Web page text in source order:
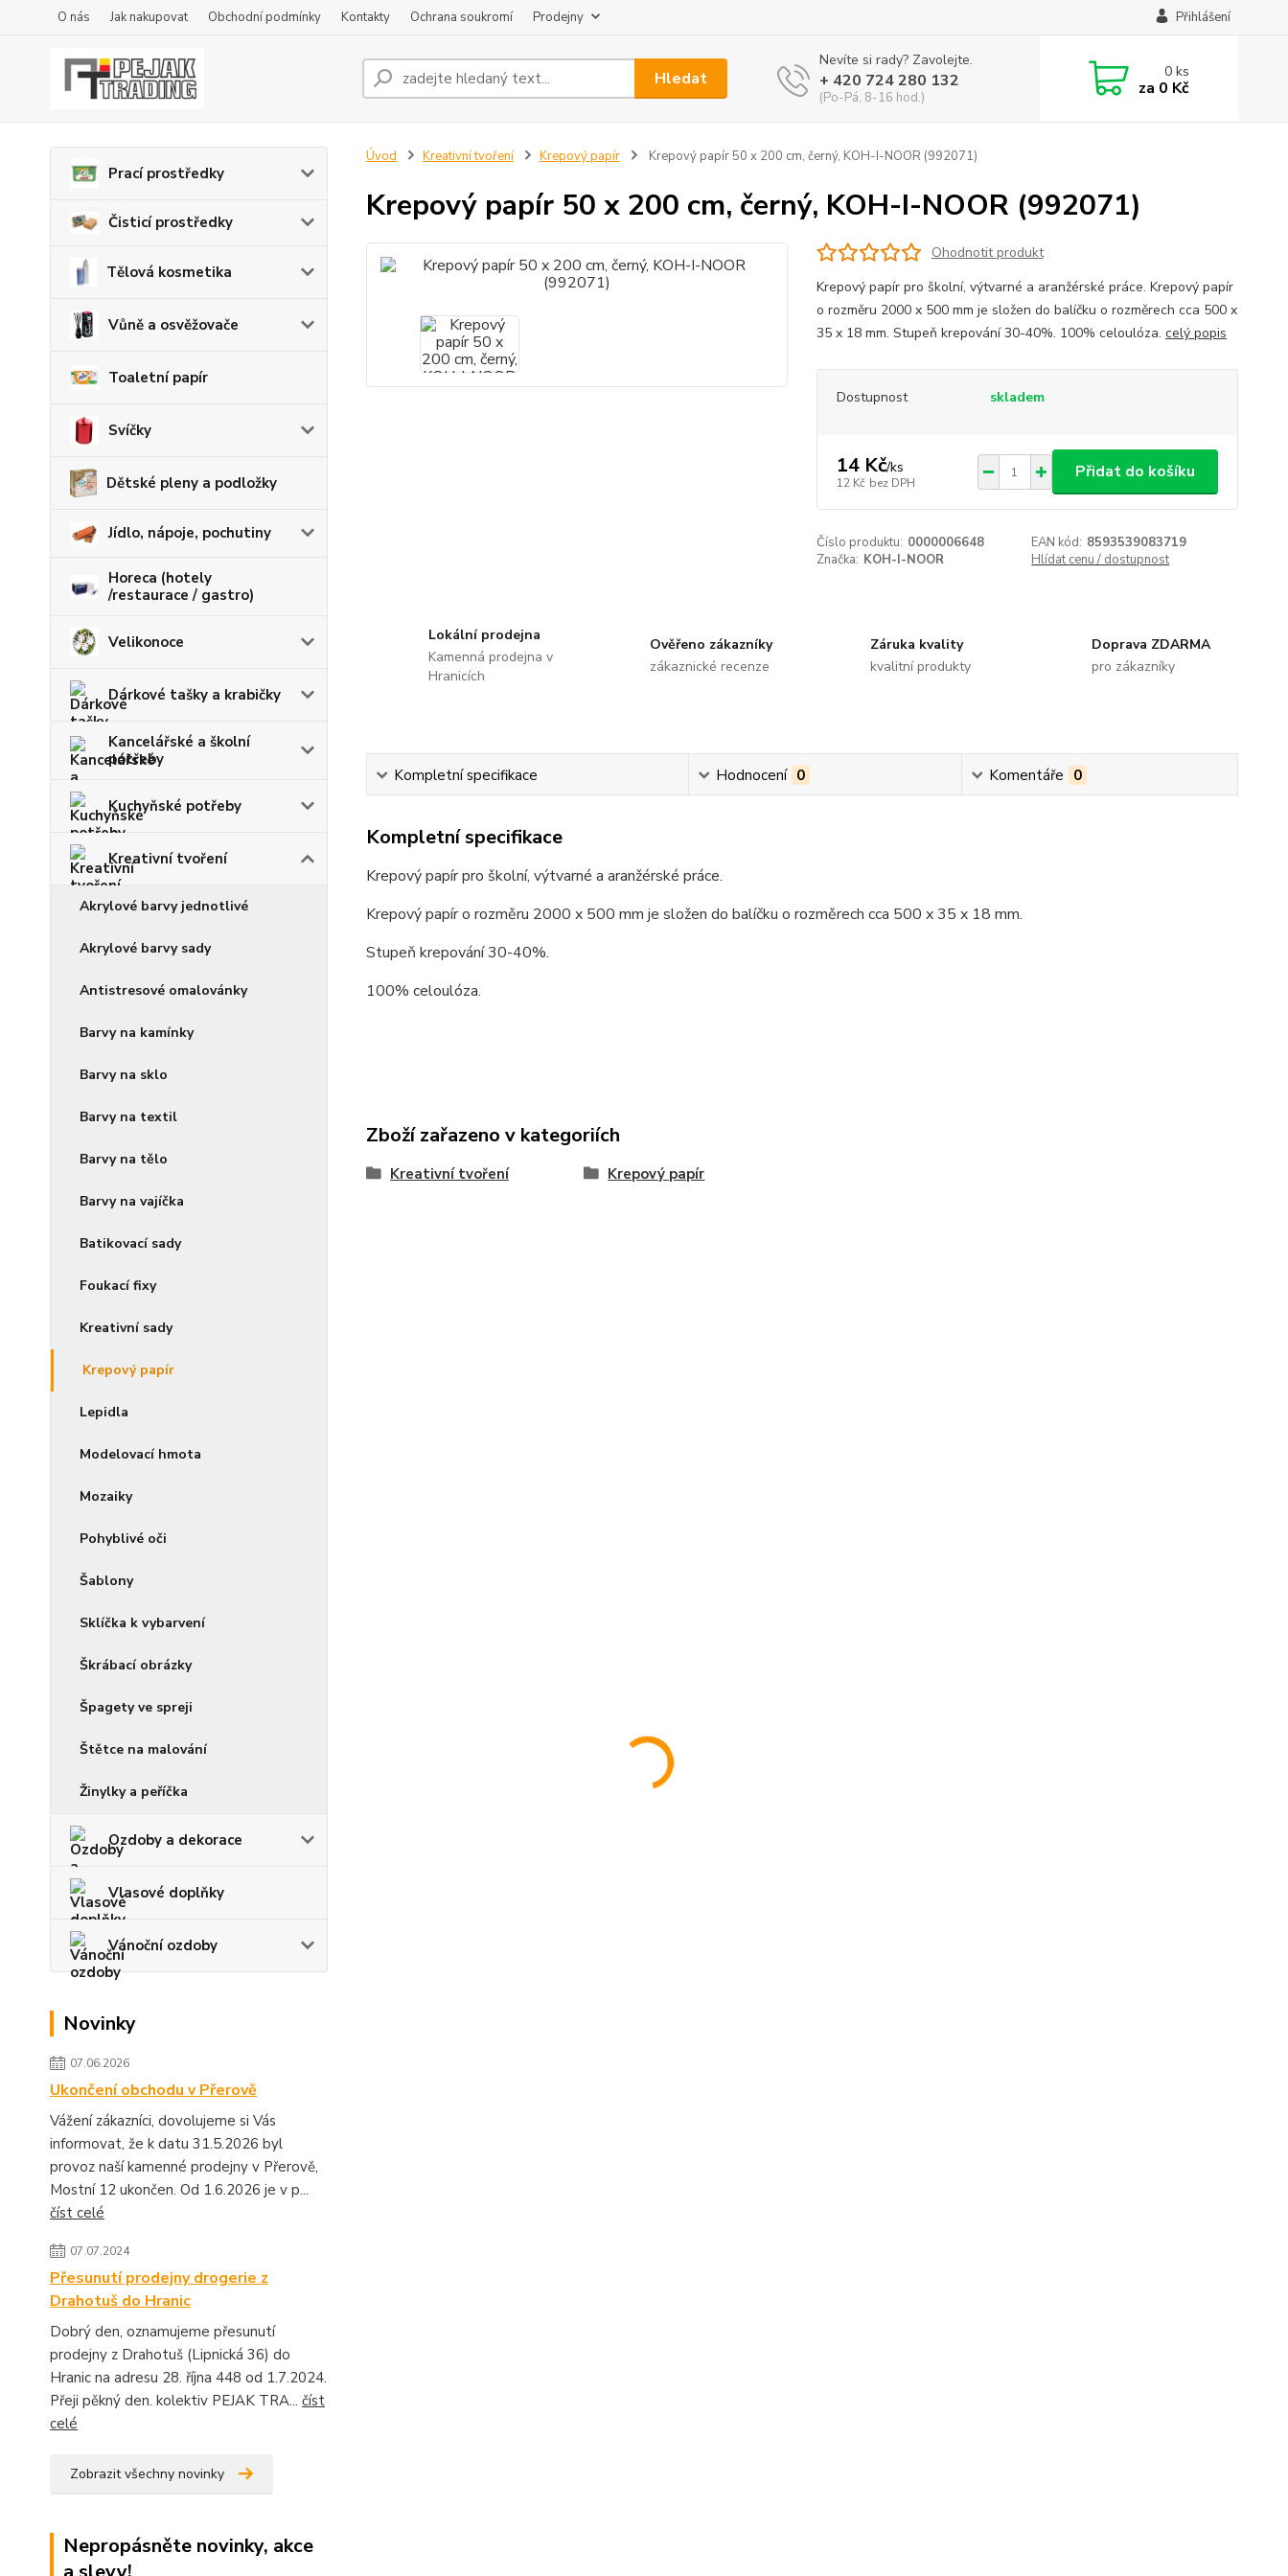
O nás Jak nakupovat Obchodní podmínky Kontakty Ochrana soukromí Prodejny Přihlášení
Hledat
Nevíte si rady? Zavolejte.
+ 420 724 280 132
(Po-Pá, 8-16 hod.)
0ks
za 0 Kč
Prací prostředky
Čisticí prostředky
Tělová kosmetika
Vůně a osvěžovače
Toaletní papír
Svíčky
Dětské pleny a podložky
Jídlo, nápoje, pochutiny
Horeca (hotely
/restaurace / gastro)
Velikonoce
Dárkové tašky a krabičky
Kancelářské a školní
potřeby
Kuchyňské potřeby
Kreativní tvoření
Akrylové barvy jednotlivé
Akrylové barvy sady
Antistresové omalovánky
Barvy na kamínky
Barvy na sklo
Barvy na textil
Barvy na tělo
Barvy na vajíčka
Batikovací sady
Foukací fixy
Kreativní sady
Krepový papír
Lepidla
Modelovací hmota
Mozaiky
Pohyblivé oči
Šablony
Sklíčka k vybarvení
Škrábací obrázky
Špagety ve spreji
Štětce na malování
Žinylky a peříčka
Ozdoby a dekorace
Vlasové doplňky
Vánoční ozdoby
Novinky
07.06.2026
Ukončení obchodu v Přerově
Vážení zákazníci, dovolujeme si Vás
informovat, že k datu 31.5.2026 byl
provoz naší kamenné prodejny v Přerově,
Mostní 12 ukončen. Od 1.6.2026 je v p...
číst celé
07.07.2024
Přesunutí prodejny drogerie z
Drahotuš do Hranic
Dobrý den, oznamujeme přesunutí
prodejny z Drahotuš (Lipnická 36) do
Hranic na adresu 28. října 448 od 1.7.2024.
Přeji pěkný den. kolektiv PEJAK TRA... číst
celé
Zobrazit všechny novinky
Nepropásněte novinky, akce
Úvod Kreativní tvoření Krepový papír Krepový papír 50 x 200 cm, černý, KOH-I-NOOR (992071)
Krepový papír 50 x 200 cm, černý, KOH-I-NOOR (992071)
Ohodnotit produkt
Krepový papír pro školní, výtvarné a aranžérské práce. Krepový papír
o rozměru 2000 x 500 mm je složen do balíčku o rozměrech cca 500 x
35 x 18 mm. Stupeň krepování 30-40%. 100% celoulóza. celý popis
Dostupnost skladem
14 Kč/ks
12 Kč bez DPH
Přidat do košíku
Číslo produktu: 0000006648 EAN kód: 8593539083719
Značka: KOH-I-NOOR Hlídat cenu / dostupnost
Lokální prodejna
Kamenná prodejna v
Hranicích
Ověřeno zákazníky
zákaznické recenze
Záruka kvality
kvalitní produkty
Doprava ZDARMA
pro zákazníky
Kompletní specifikace Hodnocení 0 Komentáře 0
Kompletní specifikace
Krepový papír pro školní, výtvarné a aranžérské práce.
Krepový papír o rozměru 2000 x 500 mm je složen do balíčku o rozměrech cca 500 x 35 x 18 mm.
Stupeň krepování 30-40%.
100% celoulóza.
Zboží zařazeno v kategoriích
Kreativní tvoření Krepový papír